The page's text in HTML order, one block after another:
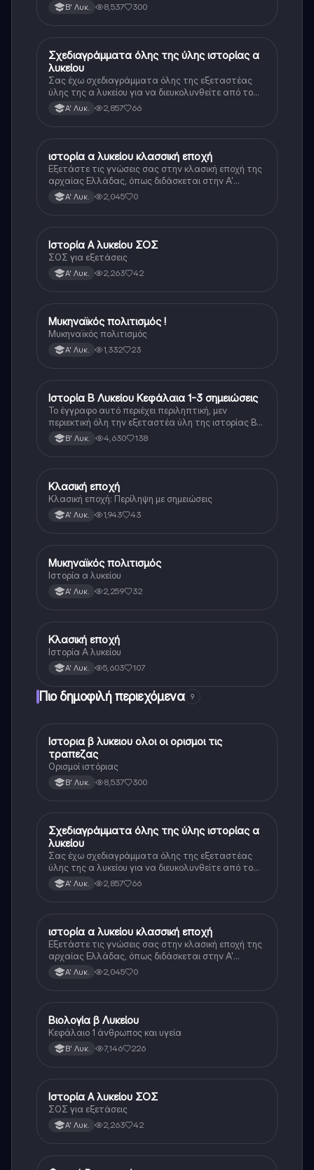
Β' Λυκ. 8,537 300
Ιστορία
Σχεδιαγράμματα όλης της ύλης ιστορίας α
λυκείου
Σας έχω σχεδιαγράμματα όλης της εξεταστέας
ύλης της α λυκείου για να διευκολυνθείτε από το
τεράστιο βάρος του βιβλίου
Α' Λυκ. 2,857 66
Ιστορία
ιστορία α λυκείου κλασσική εποχή
Εξετάστε τις γνώσεις σας στην κλασική εποχή της
αρχαίας Ελλάδας, όπως διδάσκεται στην Α'
Λυκείου.Α' Λυκ. 2,045 0
Ιστορία
Ιστορία Α λυκείου ΣΟΣ
ΣΟΣ για εξετάσεις
Α' Λυκ. 2,263 42
Ιστορία
Μυκηναϊκός πολιτισμός !
Μυκηναϊκός πολιτισμός
Α' Λυκ. 1,332 23
Ιστορία
Ιστορία Β Λυκείου Κεφάλαια 1-3 σημειώσεις
Το έγγραφο αυτό περιέχει περιληπτική, μεν
περιεκτική όλη την εξεταστέα ύλη της ιστορίας Β
λυκείου για τα πρώτα 3 Κεφάλαια, δηλαδή την
μισή ύλη. Το έγγραφο έχει γραφτεί με προσοχή και
Β' Λυκ. 4,630 138
Ιστορία
Κλασική εποχή
Κλασική εποχή: Περίληψη με σημειώσεις
Α' Λυκ. 1,943 43
Ιστορία
Μυκηναϊκός πολιτισμός
Ιστορία α λυκείου
Α' Λυκ. 2,259 32
Ιστορία
Κλασική εποχή
Ιστορία Α λυκείου
Α' Λυκ. 5,603 107
Πιο δημοφιλή περιεχόμενα 9
Ιστορία
Ιστορια β λυκειου ολοι οι ορισμοι τις
τραπεζας
Ορισμοί ιστόριας
Β' Λυκ. 8,537 300
Ιστορία
Σχεδιαγράμματα όλης της ύλης ιστορίας α
λυκείου
Σας έχω σχεδιαγράμματα όλης της εξεταστέας
ύλης της α λυκείου για να διευκολυνθείτε από το
τεράστιο βάρος του βιβλίου
Α' Λυκ. 2,857 66
Ιστορία
ιστορία α λυκείου κλασσική εποχή
Εξετάστε τις γνώσεις σας στην κλασική εποχή της
αρχαίας Ελλάδας, όπως διδάσκεται στην Α'
Λυκείου.Α' Λυκ. 2,045 0
Βιολογία
Βιολογία β Λυκείου
Κεφάλαιο 1 άνθρωπος και υγεία
Β' Λυκ. 7,146 226
Ιστορία
Ιστορία Α λυκείου ΣΟΣ
ΣΟΣ για εξετάσεις
Α' Λυκ. 2,263 42